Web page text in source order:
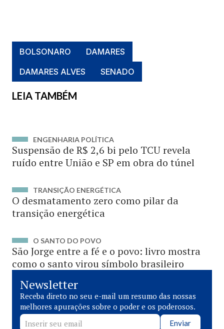
BOLSONARO
DAMARES
DAMARES ALVES
SENADO
LEIA TAMBÉM
ENGENHARIA POLÍTICA
Suspensão de R$ 2,6 bi pelo TCU revela
ruído entre União e SP em obra do túnel
TRANSIÇÃO ENERGÉTICA
O desmatamento zero como pilar da
transição energética
O SANTO DO POVO
São Jorge entre a fé e o povo: livro mostra
como o santo virou símbolo brasileiro
Newsletter
Receba direto no seu e-mail um resumo das nossas
melhores apurações sobre o poder e os poderosos.
Enviar